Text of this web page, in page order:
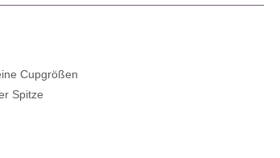
Cupgrößen
Spitze